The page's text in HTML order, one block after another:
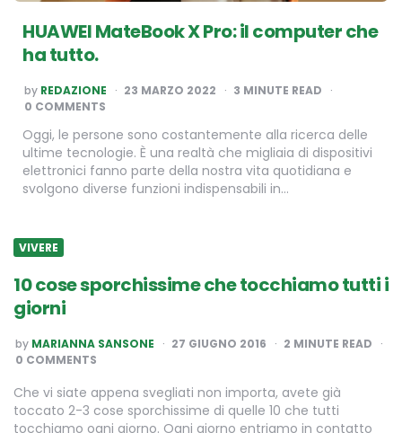
HUAWEI MateBook X Pro: il computer che
ha tutto.
POSTED
BY
by REDAZIONE 23 MARZO 2022 3 MINUTE READ
0 COMMENTS
Oggi, le persone sono costantemente alla ricerca delle
ultime tecnologie. È una realtà che migliaia di dispositivi
elettronici fanno parte della nostra vita quotidiana e
svolgono diverse funzioni indispensabili in…
VIVERE
10 cose sporchissime che tocchiamo tutti i
giorni
POSTED
BY
by MARIANNA SANSONE 27 GIUGNO 2016 2 MINUTE READ
0 COMMENTS
Che vi siate appena svegliati non importa, avete già
toccato 2-3 cose sporchissime di quelle 10 che tutti
tocchiamo ogni giorno. Ogni giorno entriamo in contatto